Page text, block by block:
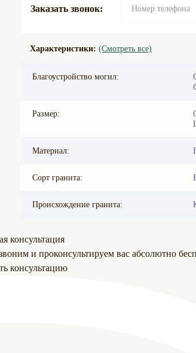
Заказать звонок:
Характеристики: (Смотреть все)
Благоустройство могил:
Размер:
Материал:
Сорт гранита:
Происхождение гранита:
консультация
и проконсультируем вас абсолютно
консультацию